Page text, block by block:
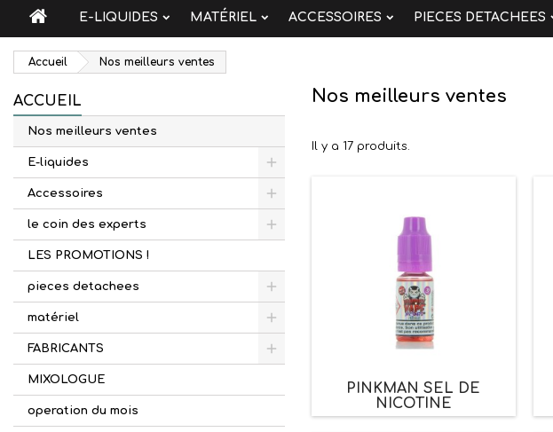
E-LIQUIDES MATÉRIEL ACCESSOIRES PIECES DETACHEES
Accueil Nos meilleurs ventes
ACCUEIL
Nos meilleurs ventes
E-liquides
Accessoires
le coin des experts
LES PROMOTIONS !
pieces detachees
matériel
FABRICANTS
MIXOLOGUE
operation du mois
Nos meilleurs ventes
Il y a 17 produits.
PINKMAN SEL DE
NICOTINE